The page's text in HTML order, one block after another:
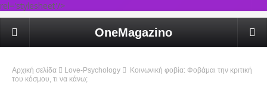
rel='stylesheet'/>
OneMagazino
Αρχική σελίδα Love-Psychology
Κοινωνική φοβία: Φοβάμαι την κριτική
του κόσμου, τι να κάνω;